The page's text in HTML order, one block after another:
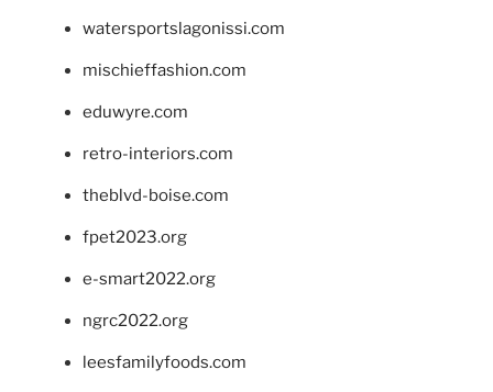
watersportslagonissi.com
mischieffashion.com
eduwyre.com
retro-interiors.com
theblvd-boise.com
fpet2023.org
e-smart2022.org
ngrc2022.org
leesfamilyfoods.com